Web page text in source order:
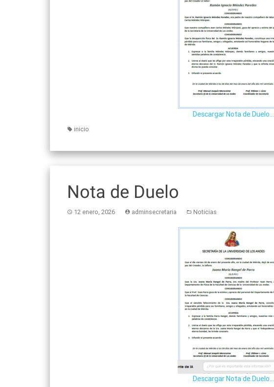
Descargar Nota de Duelo…
inicio
Nota de Duelo
12 enero, 2026 adminsecretaria Noticias
Descargar Nota de Duelo…